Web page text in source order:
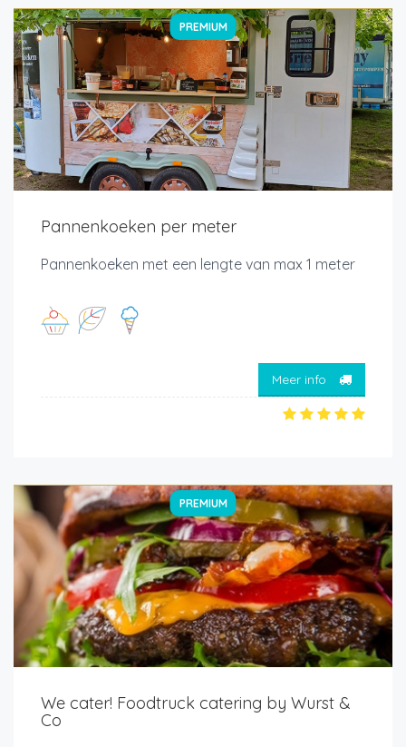
PREMIUM
Pannenkoeken per meter
Pannenkoeken met een lengte van max 1 meter
Meer info
PREMIUM
We cater! Foodtruck catering by Wurst &
Co